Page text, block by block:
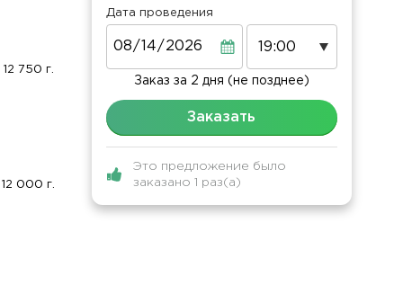
12 750 г.
12 000 г.
Дата проведения
Заказ за 2 дня (не позднее)
Заказать
Это предложение было
заказано 1 раз(а)